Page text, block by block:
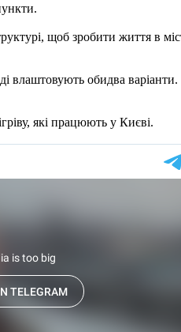
щоб зробити життя в
обидва
які працюють у Києві.